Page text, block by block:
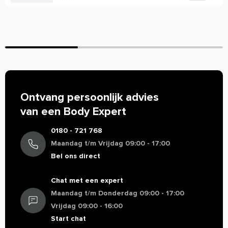
Lucilla Van der Vorst
Klein, maar fijn!
Deze shakebeker heeft een fijn klein formaat (500ml)
Handig in gebruik, geen klontjes. Snelle bezorging!
Ontvang persoonlijk advies
van een Body Expert
0180 - 721 768
Maandag t/m Vrijdag 09:00 - 17:00
Bel ons direct
Chat met een expert
Maandag t/m Donderdag 09:00 - 17:00
Vrijdag 09:00 - 16:00
Start chat